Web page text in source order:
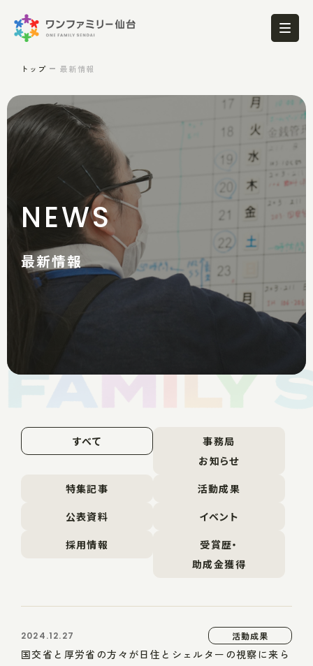
トップ 最新情報
NEWS
最新情報
すべて
事務局
お知らせ
特集記事
活動成果
公表資料
イベント
採用情報
受賞歴・
助成金獲得
2024.12.27 活動成果
国交省と厚労省の方々が日住とシェルターの視察に来ら